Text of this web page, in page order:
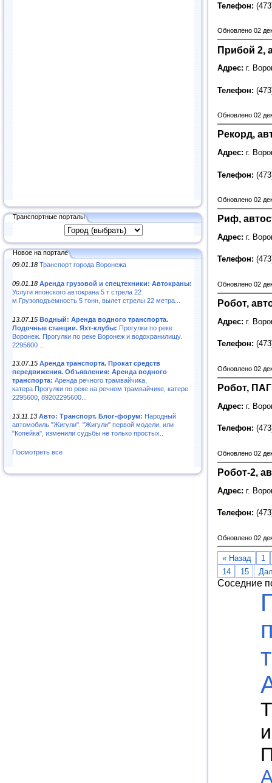
Транспортные порталы
Новое на портале
09.01.18 Транспорт города Воронежа
09.01.18 Аренда грузовой и спецтехники: Автокраны:
Услуги японского автокрана 5 т стрела 22
м.Грузоподъемность 5 тонн, вылет стрелы 22 метра...
13.07.15 Водный: Аренда водного транспорта.
Лодочные станции. Яхт-клубы: Прогулки по реке
Воронеж. Прогулки по реке Воронеж и водохранилищу.
2295600 ...
13.07.15 Аренда транспорта. Прокат средств
передвижения. Объявления: Аренда водного
транспорта: Аренда речного трамвайчика,
катера.Прогулки по реке на речном трамвайчике, катере.
2295600, 89202295600...
13.11.13 Авто: Транспорт. Блог-форум: Народный
автомобиль "Жигули". "Жигули" первой модели, или
"Копейка", изменили судьбы не только простых..
Посмотреть все
Телефон:
Обновлено 02
Прибой 2,
Адрес: г.
Телефон:
Обновлено 02
Рекорд,
Адрес: г.
Телефон:
Обновлено 02
Риф,
Адрес: г.
Телефон:
Обновлено 02
Робот,
Адрес: г.
Телефон:
Обновлено 02
Робот,
Адрес: г.
Телефон:
Обновлено 02
Робот-2,
Адрес: г.
Телефон:
Обновлено 02
« Назад
1
14
15
Соседние